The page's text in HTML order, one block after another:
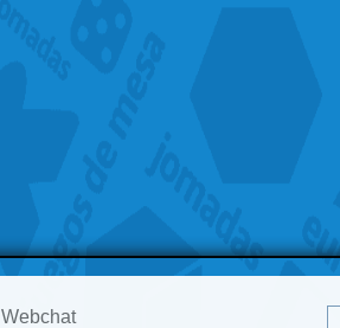
Webchat